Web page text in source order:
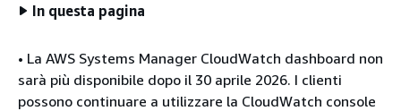
In questa pagina
• La AWS Systems Manager CloudWatch dashboard non
sarà più disponibile dopo il 30 aprile 2026. I clienti
possono continuare a utilizzare la CloudWatch console